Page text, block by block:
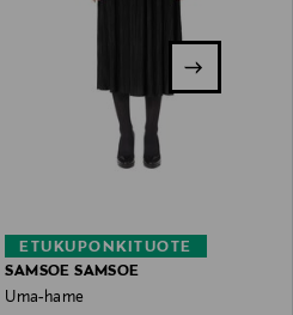
ETUKUPONKITUOTE
SAMSOE SAMSOE
Uma-hame